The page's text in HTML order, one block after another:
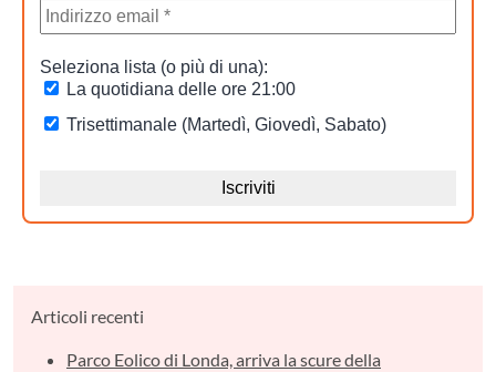
Articoli recenti
Parco Eolico di Londa, arriva la scure della